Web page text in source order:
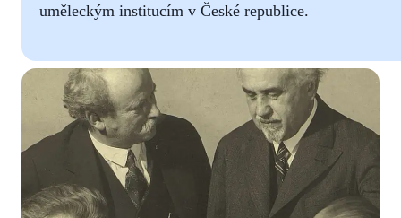
uměleckým institucím v České republice.